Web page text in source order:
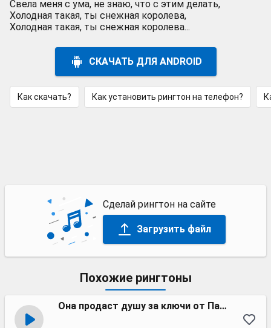
Свела меня с ума, не знаю, что с этим делать,
Холодная такая, ты снежная королева,
Холодная такая, ты снежная королева...
СКАЧАТЬ ДЛЯ ANDROID
Как скачать? Как установить рингтон на телефон?
Сделай рингтон на сайте
Загрузить файл
Похожие рингтоны
Она продаст душу за ключи от Панамеры